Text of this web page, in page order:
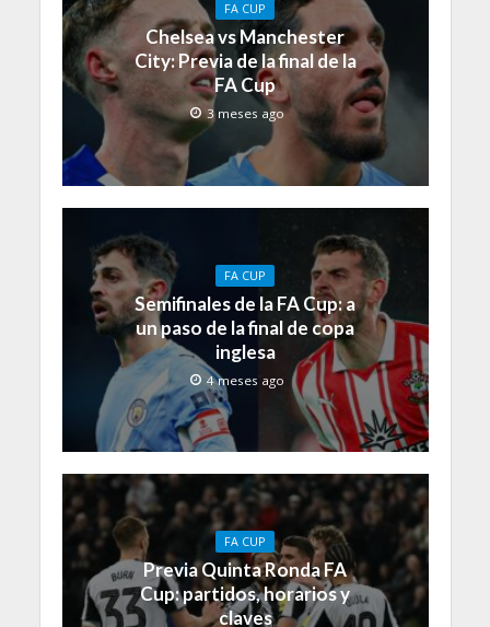
FA CUP
Chelsea vs Manchester
City: Previa de la final de la
FA Cup
3 meses ago
FA CUP
Semifinales de la FA Cup: a
un paso de la final de copa
inglesa
4 meses ago
FA CUP
Previa Quinta Ronda FA
Cup: partidos, horarios y
claves